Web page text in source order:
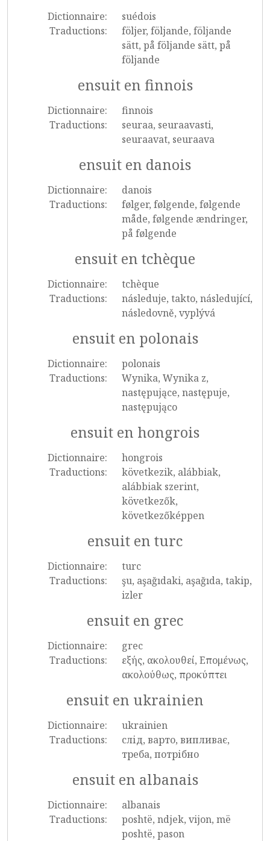
Dictionnaire:
suédois
Traductions:
följer, följande, följande
sätt, på följande sätt, på
följande
ensuit en finnois
Dictionnaire:
finnois
Traductions:
seuraa, seuraavasti,
seuraavat, seuraava
ensuit en danois
Dictionnaire:
danois
Traductions:
følger, følgende, følgende
måde, følgende ændringer,
på følgende
ensuit en tchèque
Dictionnaire:
tchèque
Traductions:
následuje, takto, následující,
následovně, vyplývá
ensuit en polonais
Dictionnaire:
polonais
Traductions:
Wynika, Wynika z,
następujące, następuje,
następująco
ensuit en hongrois
Dictionnaire:
hongrois
Traductions:
következik, alábbiak,
alábbiak szerint,
következők,
következőképpen
ensuit en turc
Dictionnaire:
turc
Traductions:
şu, aşağıdaki, aşağıda, takip,
izler
ensuit en grec
Dictionnaire:
grec
Traductions:
εξής, ακολουθεί, Επομένως,
ακολούθως, προκύπτει
ensuit en ukrainien
Dictionnaire:
ukrainien
Traductions:
слід, варто, випливає,
треба, потрібно
ensuit en albanais
Dictionnaire:
albanais
Traductions:
poshtë, ndjek, vijon, më
poshtë, pason